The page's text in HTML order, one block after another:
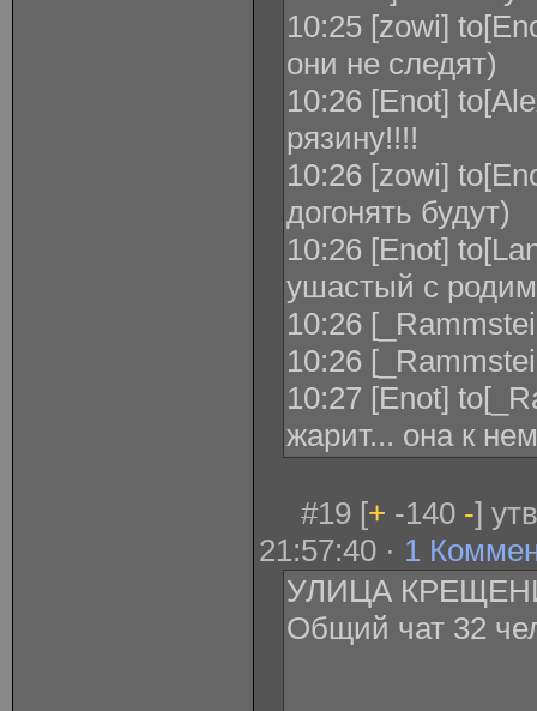
10:25 [zowi]
они не следят)
10:26 [Enot]
рязину!!!!
10:26 [zowi]
догонять будут)
10:26 [Enot]
ушастый с
10:26
10:26
10:27 [Enot]
жарит... она к
#19 [+ -140 -]
21:57:40 · 1
УЛИЦА
Общий чат 32